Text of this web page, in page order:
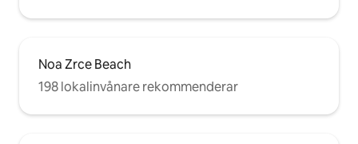
Noa Zrce Beach
198 lokalinvånare rekommenderar